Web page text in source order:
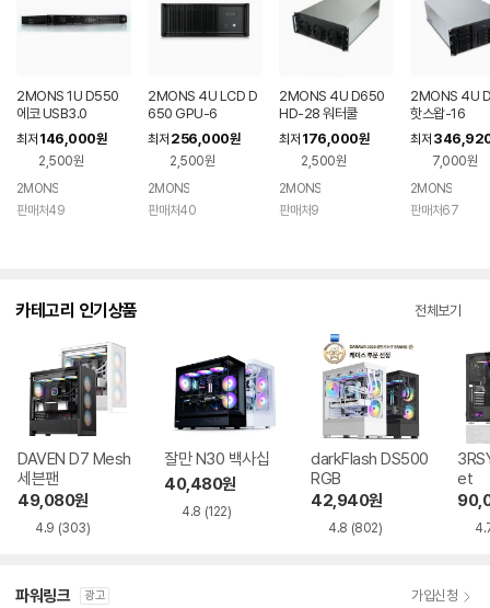
2MONS 1U D550
에코 USB3.0
최저 146,000원
2,500원
2MONS
판매처49
2MONS 4U LCD D
650 GPU-6
최저 256,000원
2,500원
2MONS
판매처40
2MONS 4U D650
HD-28 워터쿨
최저 176,000원
2,500원
2MONS
판매처9
2MONS 4U
핫스왑-16
최저
7,000원
2MONS
판매처67
카테고리 인기상품 전체보기
DAVEN D7 Mesh
세븐팬
49,080원
4.9 (303)
잘만 N30 백사십
40,480원
4.8 (122)
darkFlash DS500
RGB
42,940원
4.8 (802)
et
파워링크 광고 가입신청